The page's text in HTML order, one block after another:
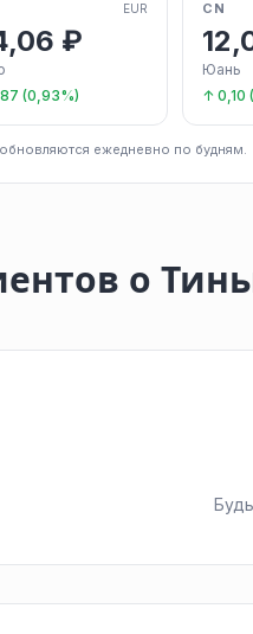
EUR
₽
(0,93%)
CN
Юань
↑ 0,10
ежедневно по будням.
о